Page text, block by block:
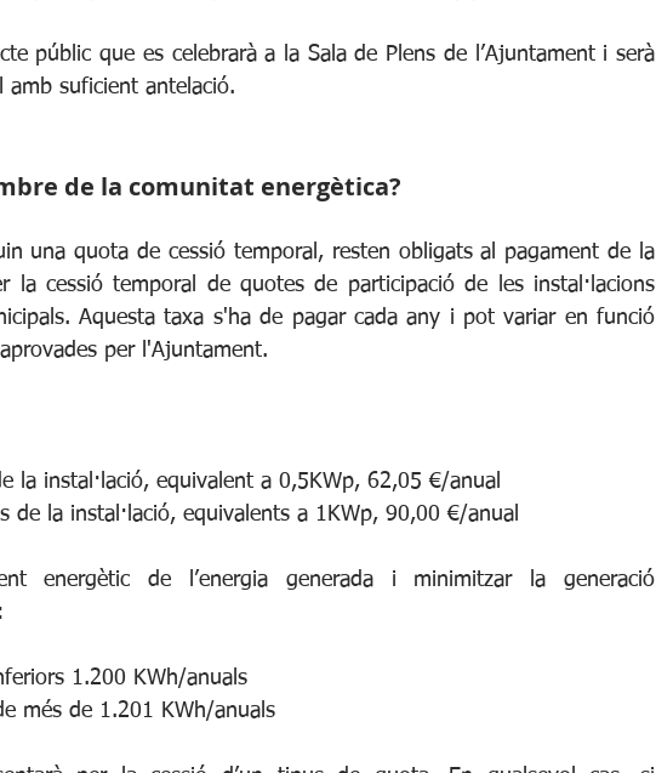
públic que es celebrarà a la Sala de Plens de l’Ajuntament i serà
amb suficient antelació.
de la comunitat energètica?
una quota de cessió temporal, resten obligats al pagament de la
la cessió temporal de quotes de participació de les instal·lacions
Aquesta taxa s'ha de pagar cada any i pot variar en funció
per l'Ajuntament.
la instal·lació, equivalent a 0,5KWp, 62,05 €/anual
de la instal·lació, equivalents a 1KWp, 90,00 €/anual
energètic de l’energia generada i minimitzar la generació
1.200 KWh/anuals
més de 1.201 KWh/anuals